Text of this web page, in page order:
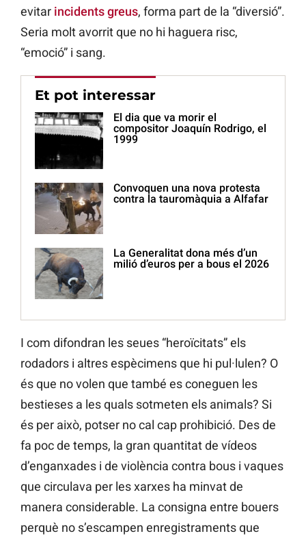
evitar incidents greus, forma part de la “diversió”.
Seria molt avorrit que no hi haguera risc,
“emoció” i sang.
Et pot interessar
El dia que va morir el
compositor Joaquín Rodrigo, el
1999
Convoquen una nova protesta
contra la tauromàquia a Alfafar
La Generalitat dona més d’un
milió d’euros per a bous el 2026
I com difondran les seues “heroïcitats” els
rodadors i altres espècimens que hi pul·lulen? O
és que no volen que també es coneguen les
bestieses a les quals sotmeten els animals? Si
és per això, potser no cal cap prohibició. Des de
fa poc de temps, la gran quantitat de vídeos
d’enganxades i de violència contra bous i vaques
que circulava per les xarxes ha minvat de
manera considerable. La consigna entre bouers
perquè no s’escampen enregistraments que